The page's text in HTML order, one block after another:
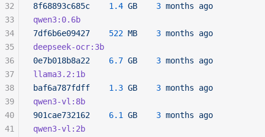
8f68893c685c
    1.4
GB
    3
months ago
qwen3:0.6b
7df6b6e09427
    522
MB
    3
months ago
deepseek-ocr:3b
0e7b018b8a22
    6.7
GB
    3
months ago
llama3.2:1b
baf6a787fdff
    1.3
GB
    3
months ago
qwen3-vl:8b
901cae732162
    6.1
GB
    3
months ago
qwen3-vl:2b
32
33
34
35
36
37
38
39
40
41